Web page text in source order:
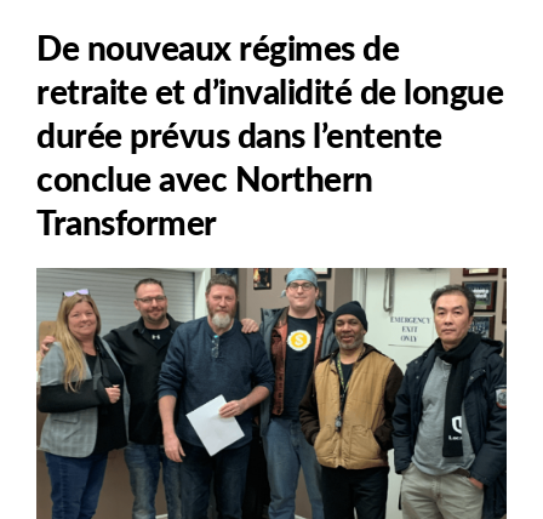
De nouveaux régimes de
retraite et d’invalidité de longue
durée prévus dans l’entente
conclue avec Northern
Transformer
Main
Image
Image